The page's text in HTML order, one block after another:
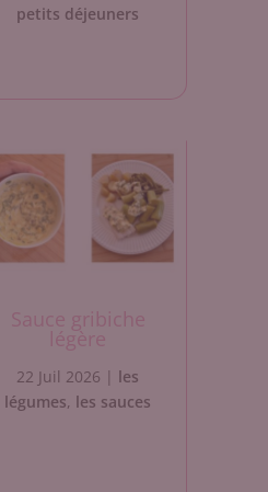
petits déjeuners
Sauce gribiche
légère
22 Juil 2026 | les
légumes, les sauces